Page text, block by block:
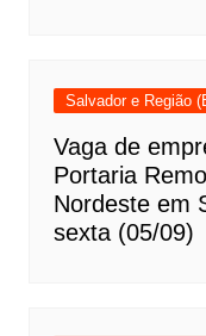
Salvador e Região
Vaga de
Portaria
Nordeste em
sexta (05/09)